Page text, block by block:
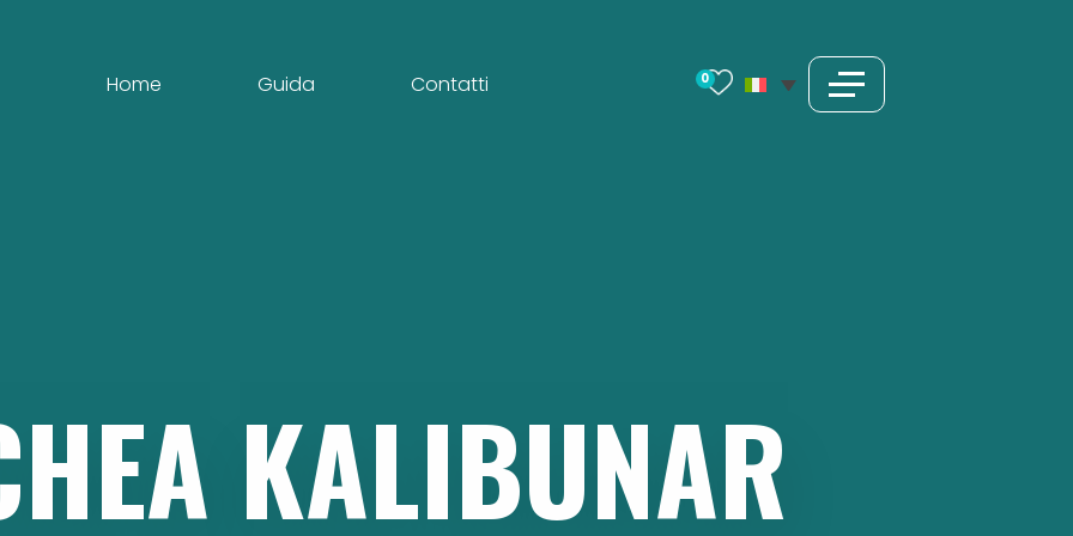
Home Guida Contatti 0
KALIBUNAR